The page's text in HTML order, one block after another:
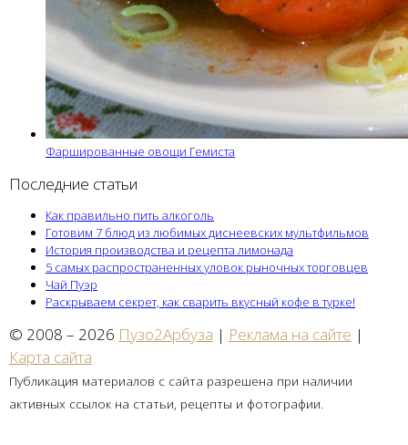
Фаршированные овощи Гемиста
Последние статьи
Как правильно пить алкоголь
Готовим 7 блюд из любимых диснеевских мультфильмов
История производства и рецепта лимонада
5 самых распространенных уловок рыночных торговцев
Чай Пуэр
Раскрываем секрет, как сварить вкусный кофе в турке!
© 2008 – 2026 Пузо2Арбуза | Реклама на сайте |
Карта сайта
Публикация материалов с сайта разрешена при наличии
активных ссылок на статьи, рецепты и фотографии.